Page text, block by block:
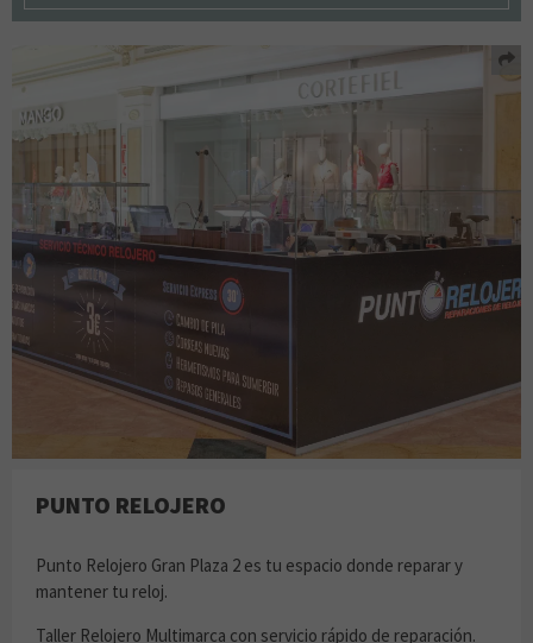
PUNTO RELOJERO
Punto Relojero Gran Plaza 2 es tu espacio donde reparar y
mantener tu reloj.
Taller Relojero Multimarca con servicio rápido de reparación.